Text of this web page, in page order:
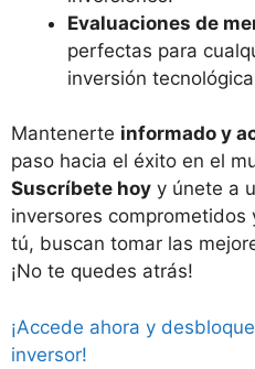
Evaluaciones de
perfectas para
inversión
Mantenerte informado y
paso hacia el éxito en el
Suscríbete hoy y únete a
inversores comprometidos
tú, buscan tomar las
¡No te quedes atrás!
¡Accede ahora y
inversor!